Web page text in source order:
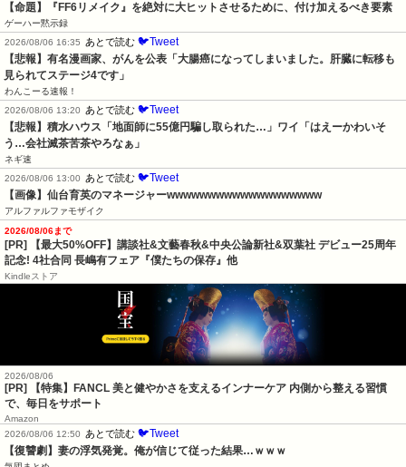
【命題】『FF6リメイク』を絶対に大ヒットさせるために、付け加えるべき要素
ゲーハー黙示録
2026/08/06 16:35
あとで読む 🐦Tweet
【悲報】有名漫画家、がんを公表「大腸癌になってしまいました。肝臓に転移も
見られてステージ4です」
わんこーる速報！
2026/08/06 13:20
あとで読む 🐦Tweet
【悲報】積水ハウス「地面師に55億円騙し取られた…」ワイ「はえーかわいそ
う…会社滅茶苦茶やろなぁ」
ネギ速
2026/08/06 13:00
あとで読む 🐦Tweet
【画像】仙台育英のマネージャーwwwwwwwwwwwwwwwwwww
アルファルファモザイク
2026/08/06まで
[PR] 【最大50%OFF】講談社&文藝春秋&中央公論新社&双葉社 デビュー25周年
記念! 4社合同 長嶋有フェア『僕たちの保存』他
Kindleストア
2026/08/06
[PR] 【特集】FANCL 美と健やかさを支えるインナーケア 内側から整える習慣
で、毎日をサポート
Amazon
2026/08/06 12:50
あとで読む 🐦Tweet
【復讐劇】妻の浮気発覚。俺が信じて従った結果…ｗｗｗ